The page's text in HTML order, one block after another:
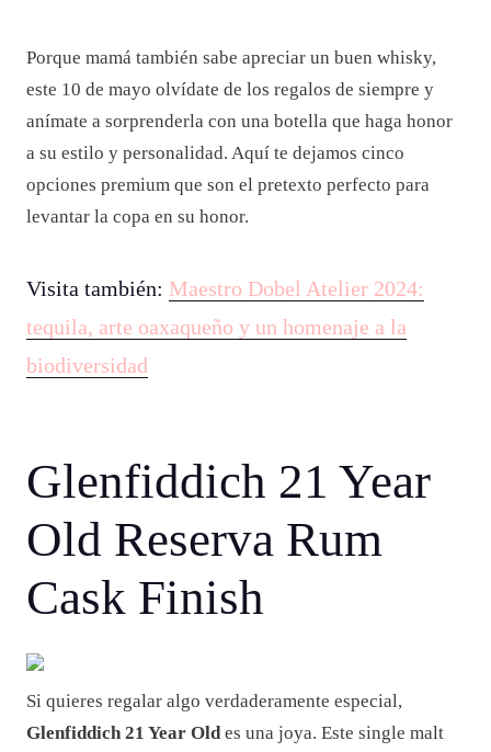
Porque mamá también sabe apreciar un buen whisky,
este 10 de mayo olvídate de los regalos de siempre y
anímate a sorprenderla con una botella que haga honor
a su estilo y personalidad. Aquí te dejamos cinco
opciones premium que son el pretexto perfecto para
levantar la copa en su honor.
Visita también: Maestro Dobel Atelier 2024:
tequila, arte oaxaqueño y un homenaje a la
biodiversidad
Glenfiddich 21 Year
Old Reserva Rum
Cask Finish
Si quieres regalar algo verdaderamente especial,
Glenfiddich 21 Year Oldes una joya. Este single malt